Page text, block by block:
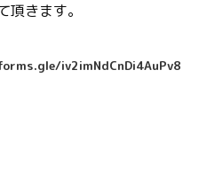
きます。
iv2imNdCnDi4AuPv8